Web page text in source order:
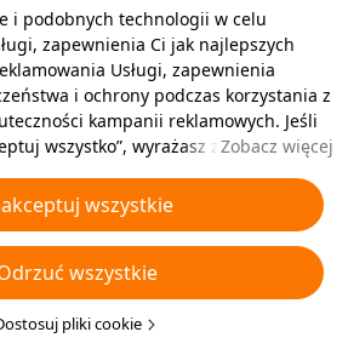
i podobnych technologii w celu
zapewnienia Ci jak najlepszych
Usługi, zapewnienia
i ochrony podczas korzystania z
kampanii reklamowych. Jeśli
wszystko”, wyrażasz zgodę na
na Twoim urządzeniu w celach
wybrać opcję „Odrzucić wszystkie”,
nieistotne pliki cookie lub wybrać typy
zaakceptować albo wyłączyć,
pliki cookie” poniżej lub w dowolnej
Aby uzyskać więcej
Zobacz więcej
wszystkie
wszystkie
pliki cookie